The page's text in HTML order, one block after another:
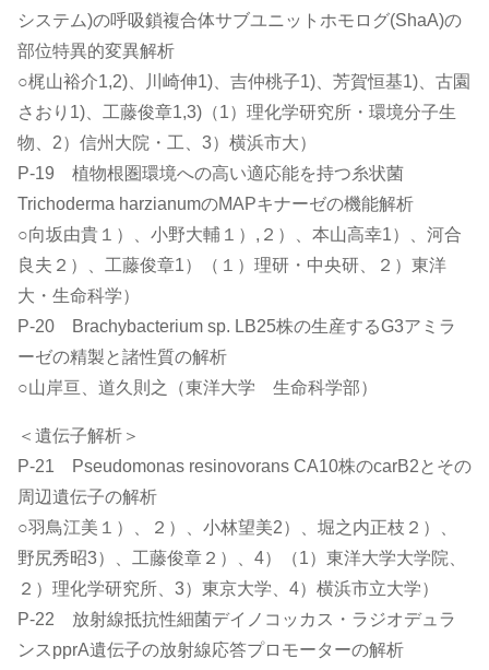
システム)の呼吸鎖複合体サブユニットホモログ(ShaA)の
部位特異的変異解析
○梶山裕介1,2)、川崎伸1)、吉仲桃子1)、芳賀恒基1)、古園
さおり1)、工藤俊章1,3)（1）理化学研究所・環境分子生
物、2）信州大院・工、3）横浜市大）
P-19 植物根圏環境への高い適応能を持つ糸状菌
Trichoderma harzianumのMAPキナーゼの機能解析
○向坂由貴１）、小野大輔１）,２）、本山高幸1）、河合
良夫２）、工藤俊章1）（１）理研・中央研、２）東洋
大・生命科学）
P-20 Brachybacterium sp. LB25株の生産するG3アミラ
ーゼの精製と諸性質の解析
○山岸亘、道久則之（東洋大学 生命科学部）
＜遺伝子解析＞
P-21 Pseudomonas resinovorans CA10株のcarB2とその
周辺遺伝子の解析
○羽鳥江美１）、２）、小林望美2）、堀之内正枝２）、
野尻秀昭3）、工藤俊章２）、4）（1）東洋大学大学院、
２）理化学研究所、3）東京大学、4）横浜市立大学）
P-22 放射線抵抗性細菌デイノコッカス・ラジオデュラ
ンスpprA遺伝子の放射線応答プロモーターの解析